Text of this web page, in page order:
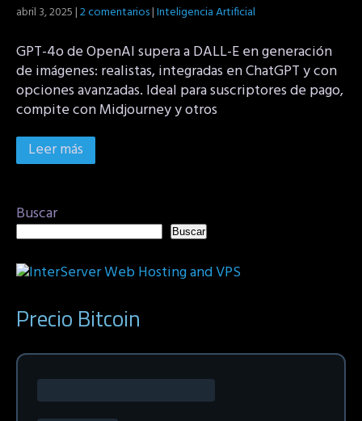
abril 3, 2025|2 comentarios|Inteligencia Artificial
GPT-4o de OpenAI supera a DALL-E en generación
de imágenes: realistas, integradas en ChatGPT y con
opciones avanzadas. Ideal para suscriptores de pago,
compite con Midjourney y otros
Leer más
Buscar
Buscar
Precio Bitcoin